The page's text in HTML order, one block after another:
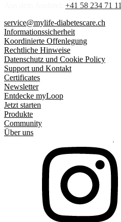
+41 58 234 71 11
service@mylife-diabetescare.ch
Informationssicherheit
Koordinierte Offenlegung
Rechtliche Hinweise
Datenschutz und Cookie Policy
Support und Kontakt
Certificates
Newsletter
Entdecke myLoop
Jetzt starten
Produkte
Community
Über uns